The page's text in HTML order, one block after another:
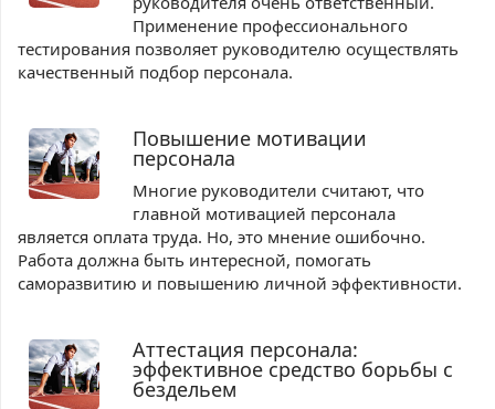
Применение профессионального
тестирования позволяет руководителю осуществлять
качественный подбор персонала.
Повышение мотивации
персонала
Многие руководители считают, что
главной мотивацией персонала
является оплата труда. Но, это мнение ошибочно.
Работа должна быть интересной, помогать
саморазвитию и повышению личной эффективности.
Аттестация персонала:
эффективное средство борьбы с
бездельем